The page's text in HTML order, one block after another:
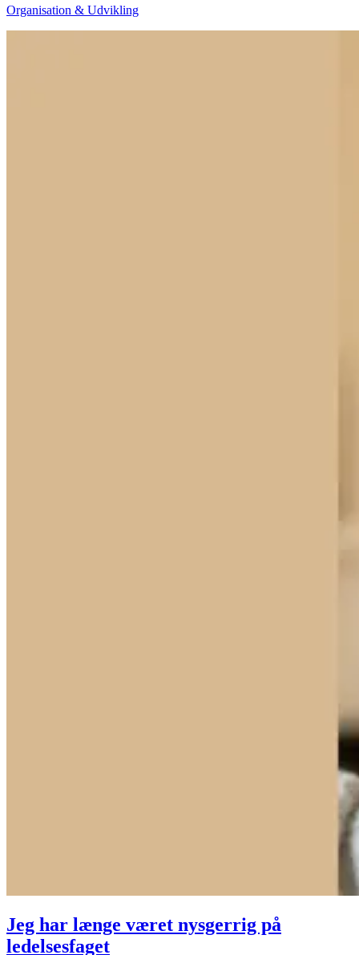
Organisation & Udvikling
Jeg har længe været nysgerrig på
ledelsesfaget